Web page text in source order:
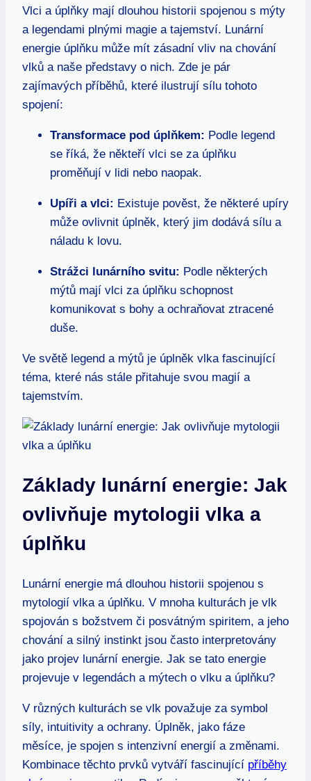
Vlci a úplňky mají dlouhou historii spojenou s mýty
a legendami plnými magie a tajemství. Lunární
energie úplňku může mít zásadní vliv na chování
vlků a naše představy o nich. Zde je pár
zajímavých příběhů, které ilustrují sílu tohoto
spojení:
Transformace pod úplňkem: Podle legend
se říká, že někteří vlci se za úplňku
proměňují v lidi nebo naopak.
Upíři a vlci: Existuje pověst, že některé upíry
může ovlivnit úplněk, který jim dodává sílu a
náladu k lovu.
Strážci lunárního svitu: Podle některých
mýtů mají vlci za úplňku schopnost
komunikovat s bohy a ochraňovat ztracené
duše.
Ve světě legend a mýtů je úplněk vlka fascinující
téma, které nás stále přitahuje svou magií a
tajemstvím.
Základy lunární energie: Jak
ovlivňuje mytologii vlka a
úplňku
Lunární energie má dlouhou historii spojenou s
mytologií vlka a úplňku. V mnoha kulturách je vlk
spojován s božstvem či posvátným spiritem, a jeho
chování a silný instinkt jsou často interpretovány
jako projev lunární energie. Jak se tato energie
projevuje v legendách a mýtech o vlku a úplňku?
V různých kulturách se vlk považuje za symbol
síly, intuitivity a ochrany. Úplněk, jako fáze
měsíce, je spojen s intenzivní energií a změnami.
Kombinace těchto prvků vytváří fascinující příběhy